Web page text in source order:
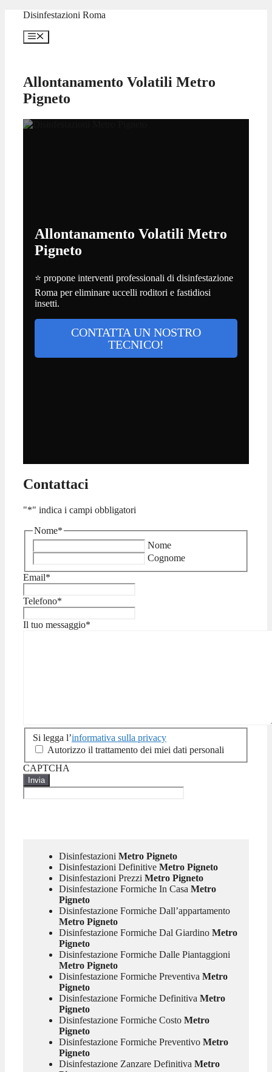
contenuto
Disinfestazioni Roma
Allontanamento Volatili Metro
Pigneto
Allontanamento Volatili Metro
Pigneto
⭐ propone interventi professionali di disinfestazione
Roma per eliminare uccelli roditori e fastidiosi
insetti.
CONTATTA UN NOSTRO
TECNICO!
Contattaci
"*" indica i campi obbligatori
Nome*
Nome
Cognome
Email*
Telefono*
Il tuo messaggio*
Si
legga
l'informativa
sulla
privacy
Si legga l’informativa sulla privacy
Autorizzo il trattamento dei miei dati personali
CAPTCHA
DisinfestazioniMetro Pigneto
Disinfestazioni DefinitiveMetro Pigneto
Disinfestazioni PrezziMetro Pigneto
Disinfestazione Formiche In CasaMetro
Pigneto
Disinfestazione Formiche Dall’appartamento
Metro Pigneto
Disinfestazione Formiche Dal GiardinoMetro
Pigneto
Disinfestazione Formiche Dalle Piantaggioni
Metro Pigneto
Disinfestazione Formiche PreventivaMetro
Pigneto
Disinfestazione Formiche DefinitivaMetro
Pigneto
Disinfestazione Formiche CostoMetro
Pigneto
Disinfestazione Formiche PreventivoMetro
Pigneto
Disinfestazione Zanzare DefinitivaMetro